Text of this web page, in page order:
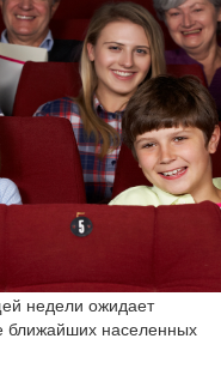
недели ожидает
ближайших населенных